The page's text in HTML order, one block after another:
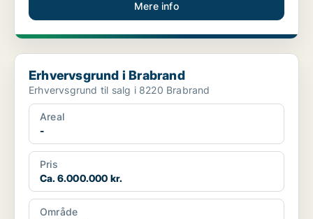
Mere info
Erhvervsgrund i Brabrand
Erhvervsgrund i Brabrand
Erhvervsgrund til salg i 8220 Brabrand
Areal
-
Pris
Ca. 6.000.000 kr.
Område